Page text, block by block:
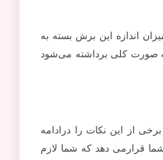
اندازه این برش بسته به
صورت کلی برداشته می‌شود
از این نکات را درادامه
قرارمی دهد که شما لازم